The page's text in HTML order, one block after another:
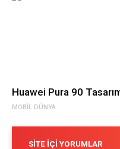
MOBIL DÜNYA
Huawei Pura 90
SITE İÇI YORUMLAR